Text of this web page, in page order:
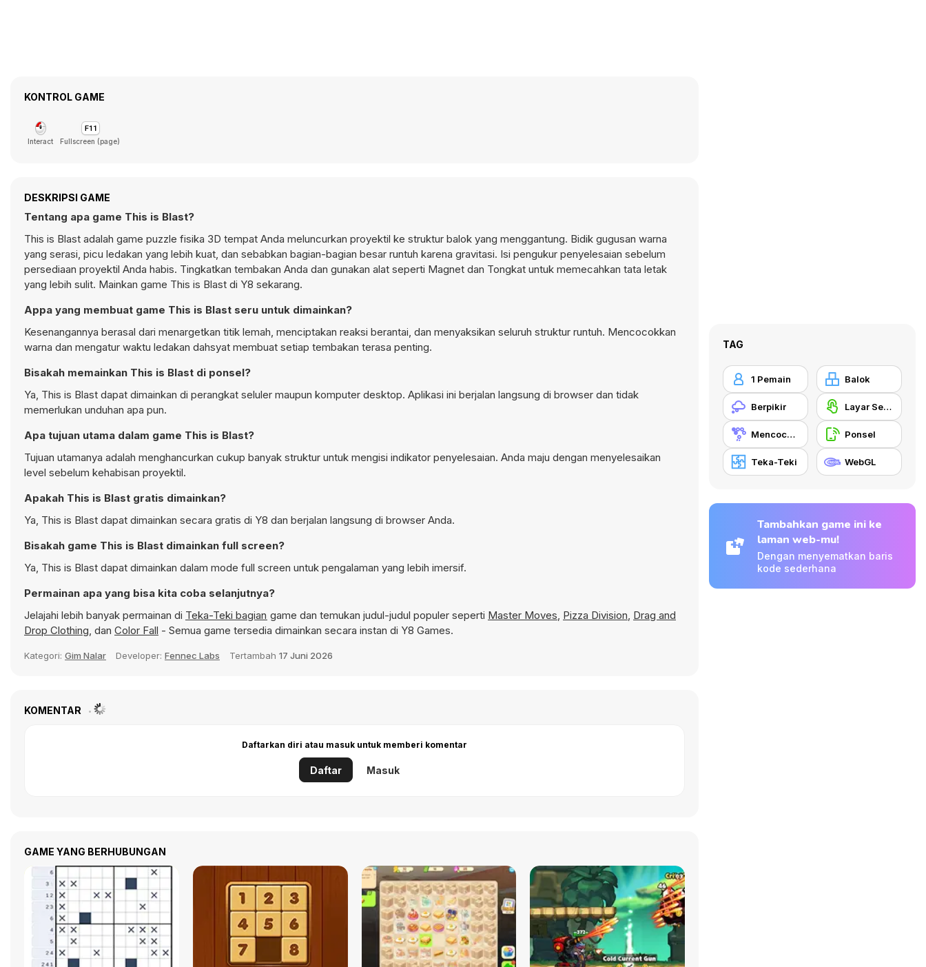
KONTROL GAME
Interact Fullscreen (page)
DESKRIPSI GAME
Tentang apa game This is Blast?
This is Blast adalah game puzzle fisika 3D tempat Anda meluncurkan proyektil ke struktur balok yang menggantung. Bidik gugusan warna
yang serasi, picu ledakan yang lebih kuat, dan sebabkan bagian-bagian besar runtuh karena gravitasi. Isi pengukur penyelesaian sebelum
persediaan proyektil Anda habis. Tingkatkan tembakan Anda dan gunakan alat seperti Magnet dan Tongkat untuk memecahkan tata letak
yang lebih sulit. Mainkan game This is Blast di Y8 sekarang.
Appa yang membuat game This is Blast seru untuk dimainkan?
Kesenangannya berasal dari menargetkan titik lemah, menciptakan reaksi berantai, dan menyaksikan seluruh struktur runtuh. Mencocokkan
warna dan mengatur waktu ledakan dahsyat membuat setiap tembakan terasa penting.
Bisakah memainkan This is Blast di ponsel?
Ya, This is Blast dapat dimainkan di perangkat seluler maupun komputer desktop. Aplikasi ini berjalan langsung di browser dan tidak
memerlukan unduhan apa pun.
Apa tujuan utama dalam game This is Blast?
Tujuan utamanya adalah menghancurkan cukup banyak struktur untuk mengisi indikator penyelesaian. Anda maju dengan menyelesaikan
level sebelum kehabisan proyektil.
Apakah This is Blast gratis dimainkan?
Ya, This is Blast dapat dimainkan secara gratis di Y8 dan berjalan langsung di browser Anda.
Bisakah game This is Blast dimainkan full screen?
Ya, This is Blast dapat dimainkan dalam mode full screen untuk pengalaman yang lebih imersif.
Permainan apa yang bisa kita coba selanjutnya?
Jelajahi lebih banyak permainan di Teka-Teki bagian game dan temukan judul-judul populer seperti Master Moves, Pizza Division, Drag and
Drop Clothing, dan Color Fall - Semua game tersedia dimainkan secara instan di Y8 Games.
Kategori: Gim Nalar Developer: Fennec Labs Tertambah 17 Juni 2026
KOMENTAR
Daftarkan diri atau masuk untuk memberi komentar
Daftar Masuk
GAME YANG BERHUBUNGAN
TAG
1 Pemain Balok
Berpikir Layar Sentuh
Mencocokkan Ponsel
Teka-Teki WebGL
Tambahkan game ini ke
laman web-mu!
Dengan menyematkan baris
kode sederhana